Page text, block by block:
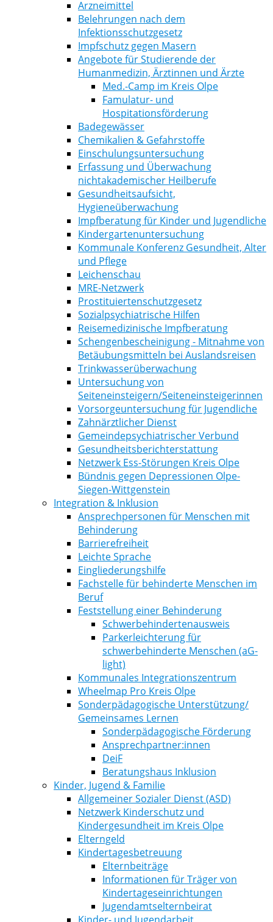
Arzneimittel
Belehrungen nach dem
Infektionsschutzgesetz
Impfschutz gegen Masern
Angebote für Studierende der
Humanmedizin, Ärztinnen und Ärzte
Med.-Camp im Kreis Olpe
Famulatur- und
Hospitationsförderung
Badegewässer
Chemikalien & Gefahrstoffe
Einschulungsuntersuchung
Erfassung und Überwachung
nichtakademischer Heilberufe
Gesundheitsaufsicht,
Hygieneüberwachung
Impfberatung für Kinder und Jugendliche
Kindergartenuntersuchung
Kommunale Konferenz Gesundheit, Alter
und Pflege
Leichenschau
MRE-Netzwerk
Prostituiertenschutzgesetz
Sozialpsychiatrische Hilfen
Reisemedizinische Impfberatung
Schengenbescheinigung - Mitnahme von
Betäubungsmitteln bei Auslandsreisen
Trinkwasserüberwachung
Untersuchung von
Seiteneinsteigern/Seiteneinsteigerinnen
Vorsorgeuntersuchung für Jugendliche
Zahnärztlicher Dienst
Gemeindepsychiatrischer Verbund
Gesundheitsberichterstattung
Netzwerk Ess-Störungen Kreis Olpe
Bündnis gegen Depressionen Olpe-
Siegen-Wittgenstein
Integration & Inklusion
Ansprechpersonen für Menschen mit
Behinderung
Barrierefreiheit
Leichte Sprache
Eingliederungshilfe
Fachstelle für behinderte Menschen im
Beruf
Feststellung einer Behinderung
Schwerbehindertenausweis
Parkerleichterung für
schwerbehinderte Menschen (aG-
light)
Kommunales Integrationszentrum
Wheelmap Pro Kreis Olpe
Sonderpädagogische Unterstützung/
Gemeinsames Lernen
Sonderpädagogische Förderung
Ansprechpartner:innen
DeiF
Beratungshaus Inklusion
Kinder, Jugend & Familie
Allgemeiner Sozialer Dienst (ASD)
Netzwerk Kinderschutz und
Kindergesundheit im Kreis Olpe
Elterngeld
Kindertagesbetreuung
Elternbeiträge
Informationen für Träger von
Kindertageseinrichtungen
Jugendamtselternbeirat